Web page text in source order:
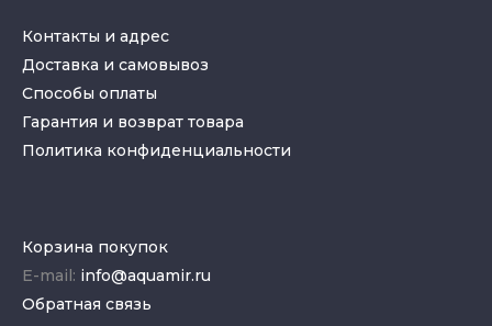
Контакты и адрес
Доставка и самовывоз
Способы оплаты
Гарантия и возврат товара
Политика конфиденциальности
Корзина покупок
E-mail: info@aquamir.ru
Обратная связь